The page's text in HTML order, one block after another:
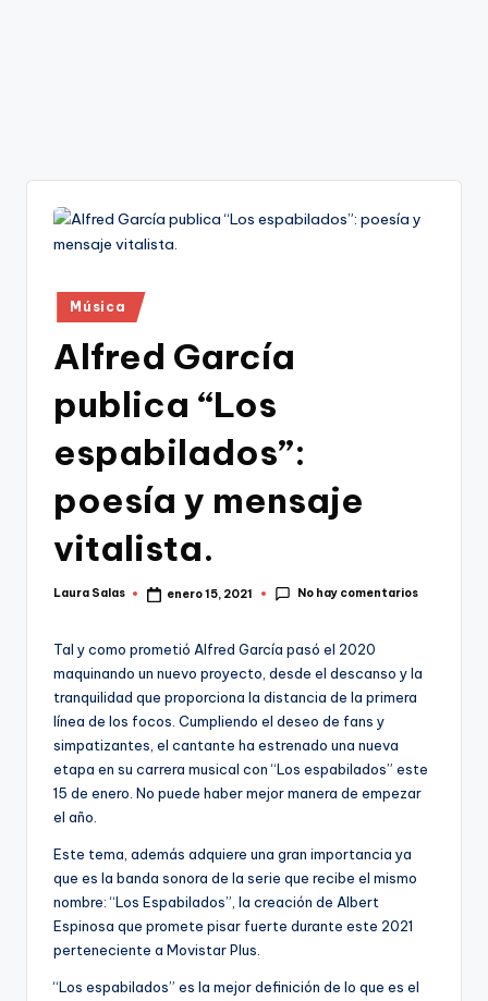
Publicado
en
Música
Alfred García
publica “Los
espabilados”:
poesía y mensaje
vitalista.
Publicado
Laura Salas enero 15, 2021 No hay comentarios
Tal y como prometió Alfred García pasó el 2020
maquinando un nuevo proyecto, desde el descanso y la
tranquilidad que proporciona la distancia de la primera
línea de los focos. Cumpliendo el deseo de fans y
simpatizantes, el cantante ha estrenado una nueva
etapa en su carrera musical con “Los espabilados” este
15 de enero. No puede haber mejor manera de empezar
el año.
Este tema, además adquiere una gran importancia ya
que es la banda sonora de la serie que recibe el mismo
nombre: “Los Espabilados”, la creación de Albert
Espinosa que promete pisar fuerte durante este 2021
perteneciente a Movistar Plus.
“Los espabilados” es la mejor definición de lo que es el